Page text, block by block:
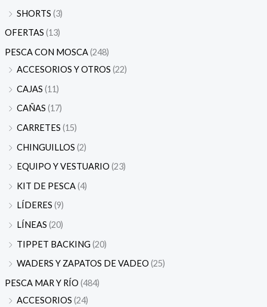
SHORTS (3)
OFERTAS (13)
PESCA CON MOSCA(248)
ACCESORIOS Y OTROS (22)
CAJAS (11)
CAÑAS (17)
CARRETES (15)
CHINGUILLOS (2)
EQUIPO Y VESTUARIO (23)
KIT DE PESCA(4)
LÍDERES (9)
LÍNEAS (20)
TIPPET BACKING (20)
WADERS Y ZAPATOS DE VADEO (25)
PESCA MAR Y RÍO (484)
ACCESORIOS (24)